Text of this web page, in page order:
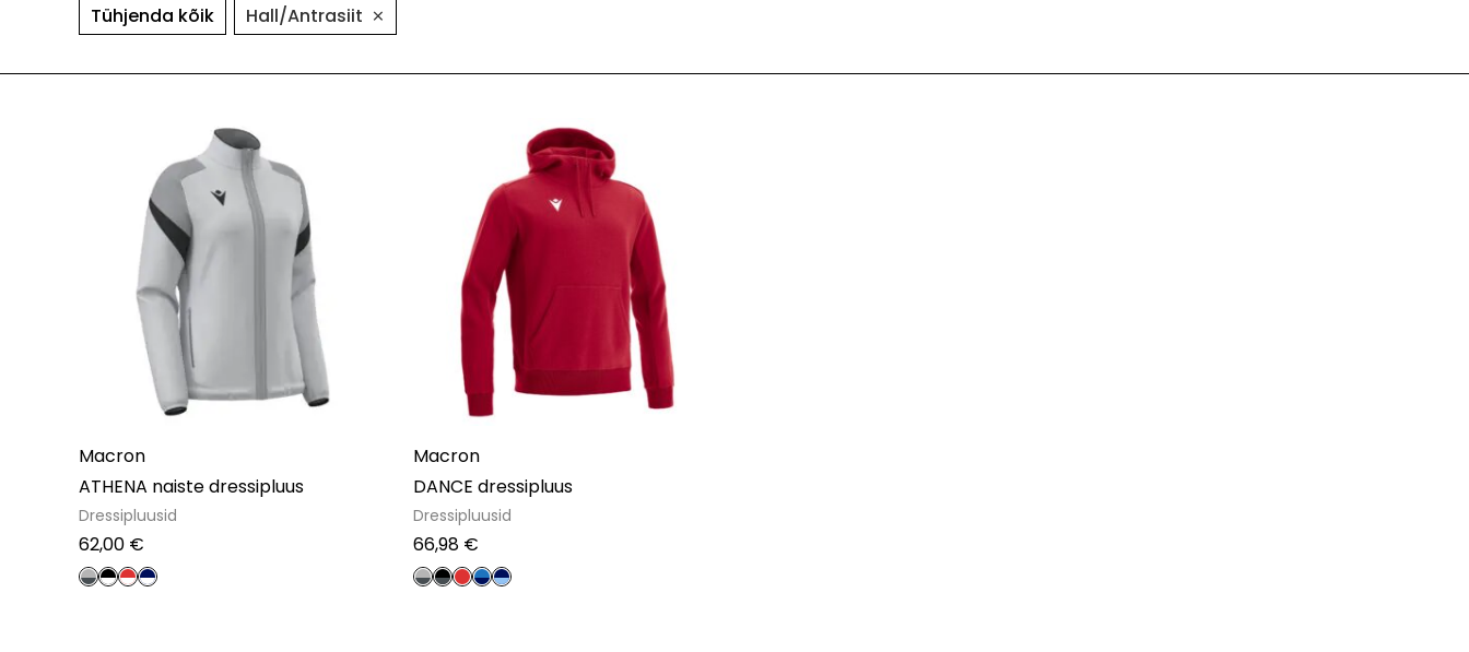
Tühjenda kõik Hall/Antrasiit ×
Macron
ATHENA naiste dressipluus
Dressipluusid
62,00 €
Macron
DANCE dressipluus
Dressipluusid
66,98 €